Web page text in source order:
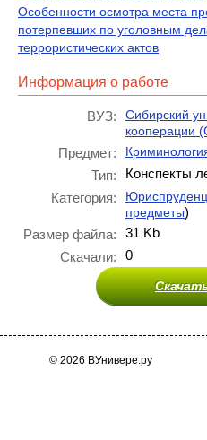
Особенности осмотра места
потерпевших по уголовным
террористических актов
Информация о работе
ВУЗ:
Сибирский
кооперации
Предмет:
Тип:
Конспекты
Категория:
предметы)
Размер файла:
31 Kb
Скачали:
0
© 2026 ВУнивере.ру